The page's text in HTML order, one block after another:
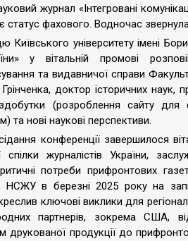
журнал «Інтегровані
статус фахового. Водночас
Київського університету імені
у вітальній промові
та видавничої справи
Грінченка, доктор історичних
(розроблення сайту
та нові наукові перспективи.
конференції завершилося
спілки журналістів України,
потреби прифронтових
НСЖУ в березні 2025 року на
ключові виклики для
партнерів, зокрема США,
друкованої продукції до